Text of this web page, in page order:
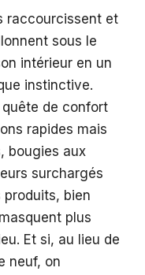
raccourcissent et
sous le
intérieur en un
instinctive.
de confort
rapides mais
bougies aux
surchargés
produits, bien
plus
Et si, au lieu de
neuf, on